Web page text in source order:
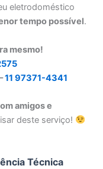
eletrodoméstico
tempo possível.
mesmo!
11 97371-4341
amigos e
deste serviço!
Técnica